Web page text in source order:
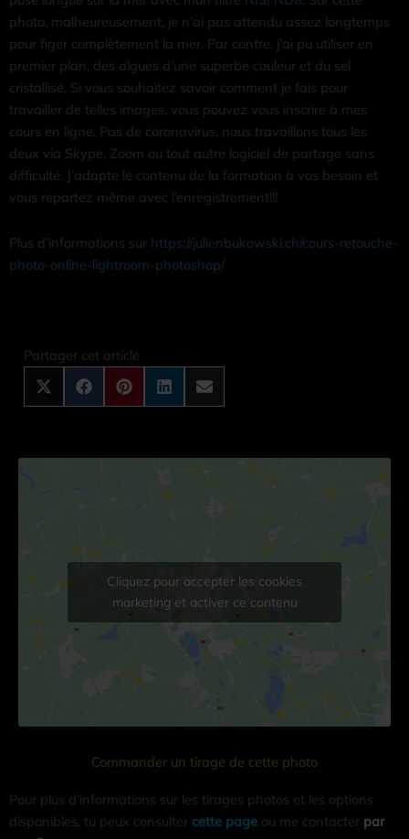
photo, malheureusement, je n’ai pas attendu assez longtemps
pour figer complètement la mer. Par contre, j’ai pu utiliser en
premier plan, des algues d’une superbe couleur et du sel
cristallisé. Si vous souhaitez savoir comment je fais pour
travailler de telles images, vous pouvez vous inscrire à mes
cours en ligne. Pas de coronavirus, nous travaillons tous les
deux via Skype, Zoom ou tout autre logiciel de partage sans
difficulté. J’adapte le contenu de la formation à vos besoin et
vous repartez même avec l’enregistrement!!!
Plus d’informations sur https://julienbukowski.ch/cours-retouche-
photo-online-lightroom-photoshop/
Partager cet article
X
(Twitter)
FacebookPinterest
Cliquez pour accepter les cookies
marketing et activer ce contenu
Commander un tirage de cette photo
Pour plus d’informations sur les tirages photos et les options
disponibles, tu peux consulter cette page ou me contacter par